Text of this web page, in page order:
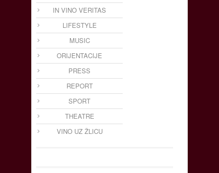
IN VINO VERITAS
LIFESTYLE
MUSIC
ORIJENTACIJE
PRESS
REPORT
SPORT
THEATRE
VINO UZ ŽLICU